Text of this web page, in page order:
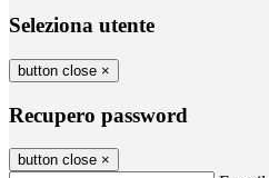
Seleziona utente
button close ×
Recupero password
button close ×